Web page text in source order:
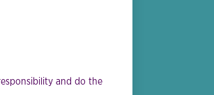
and do the